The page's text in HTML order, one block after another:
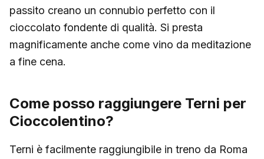
passito creano un connubio perfetto con il
cioccolato fondente di qualità. Si presta
magnificamente anche come vino da meditazione
a fine cena.
Come posso raggiungere Terni per
Cioccolentino?
Terni è facilmente raggiungibile in treno da Roma